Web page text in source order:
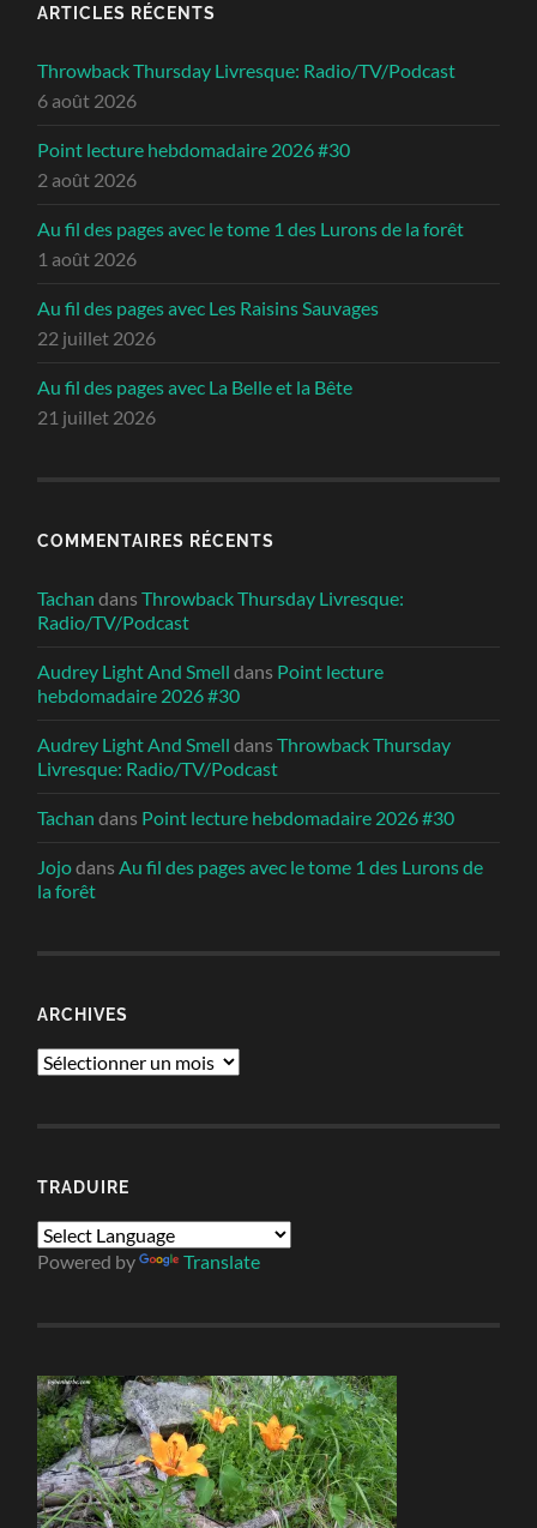
ARTICLES RÉCENTS
Throwback Thursday Livresque: Radio/TV/Podcast
6 août 2026
Point lecture hebdomadaire 2026 #30
2 août 2026
Au fil des pages avec le tome 1 des Lurons de la forêt
1 août 2026
Au fil des pages avec Les Raisins Sauvages
22 juillet 2026
Au fil des pages avec La Belle et la Bête
21 juillet 2026
COMMENTAIRES RÉCENTS
Tachan dansThrowback Thursday Livresque:
Radio/TV/Podcast
Audrey Light And Smell dans Point lecture
hebdomadaire 2026 #30
Audrey Light And Smell dansThrowback Thursday
Livresque: Radio/TV/Podcast
Tachan dans Point lecture hebdomadaire 2026 #30
JojodansAu fil des pages avec le tome 1 des Lurons de
la forêt
ARCHIVES
Archives
TRADUIRE
Powered by Translate